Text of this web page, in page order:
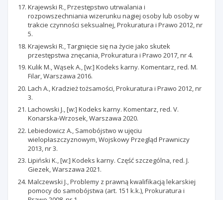
Krajewski R., Przestępstwo utrwalania i
rozpowszechniania wizerunku nagiej osoby lub osoby w
trakcie czynności seksualnej, Prokuratura i Prawo 2012, nr
5.
Krajewski R., Targnięcie się na życie jako skutek
przestępstwa znęcania, Prokuratura i Prawo 2017, nr 4.
Kulik M., Wąsek A., [w:] Kodeks karny. Komentarz, red. M.
Filar, Warszawa 2016.
Lach A., Kradzież tożsamości, Prokuratura i Prawo 2012, nr
3.
Lachowski J., [w:] Kodeks karny. Komentarz, red. V.
Konarska-Wrzosek, Warszawa 2020.
Lebiedowicz A., Samobójstwo w ujęciu
wielopłaszczyznowym, Wojskowy Przegląd Prawniczy
2013, nr 3.
Lipiński K., [w:] Kodeks karny. Część szczególna, red. J.
Giezek, Warszawa 2021.
Malczewski J., Problemy z prawną kwalifikacją lekarskiej
pomocy do samobójstwa (art. 151 k.k.), Prokuratura i